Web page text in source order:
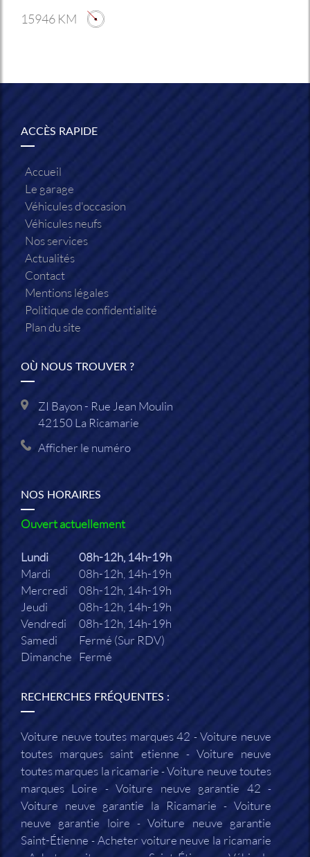
15946 KM
ACCÈS RAPIDE
Accueil
Le garage
Véhicules d'occasion
Véhicules neufs
Nos services
Actualités
Contact
Mentions légales
Politique de confidentialité
Plan du site
OÙ NOUS TROUVER ?
ZI Bayon - Rue Jean Moulin
42150La Ricamarie
Afficher le numéro
NOS HORAIRES
Ouvert actuellement
Lundi
08h-12h, 14h-19h
Mardi
08h-12h, 14h-19h
Mercredi
08h-12h, 14h-19h
Jeudi
08h-12h, 14h-19h
Vendredi
08h-12h, 14h-19h
Samedi
Fermé (Sur RDV)
Dimanche Fermé
RECHERCHES FRÉQUENTES :
Voiture neuve toutes marques 42
Voiture neuve
toutes marques saint etienne
Voiture neuve
toutes marques la ricamarie Voiture neuve toutes
marques Loire
Voiture neuve garantie 42
Voiture neuve garantie la Ricamarie
Voiture
neuve garantie loire
Voiture neuve garantie
Saint-Étienne
Acheter voiture neuve la ricamarie